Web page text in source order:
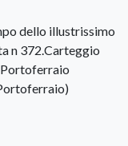
dello illustrissimo
n 372.Carteggio